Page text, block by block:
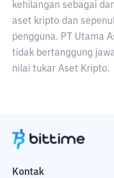
kehilangan sebagai
aset kripto dan
pengguna. PT Utama
tidak bertanggung
nilai tukar Aset Kripto.
Kontak